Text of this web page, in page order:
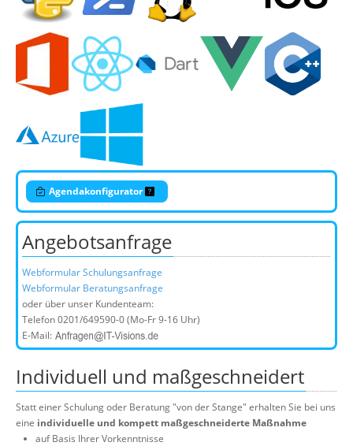
Agendakonfigurator
Angebotsanfrage
Webformular Schulungsanfrage
Webformular Beratungsanfrage
oder über unser Kundenteam:
Telefon0201/649590-0(Mo-Fr 9-16 Uhr)
E-Mail:
Individuell und maßgeschneidert
Statt einer Schulung oder Beratung "von der Stange" erhalten Sie bei uns
eine individuelle und kompett maßgeschneiderte Maßnahme
auf Basis Ihrer Vorkenntnisse